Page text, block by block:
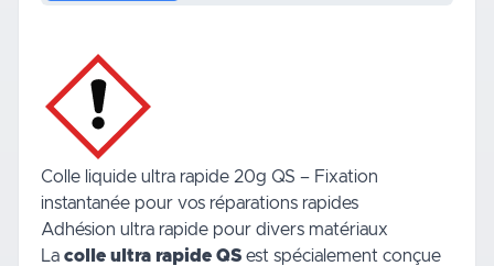
Colle liquide ultra rapide 20g QS – Fixation
instantanée pour vos réparations rapides
Adhésion ultra rapide pour divers matériaux
La colle ultra rapide QS est spécialement conçue